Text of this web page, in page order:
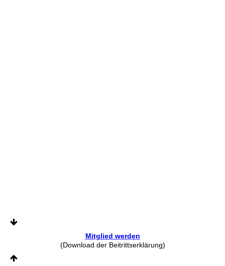
Mitglied werden
(Download der Beitrittserklärung)